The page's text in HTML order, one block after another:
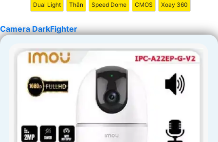
Dual Light Thân Speed Dome CMOS Xoay 360
Camera DarkFighter